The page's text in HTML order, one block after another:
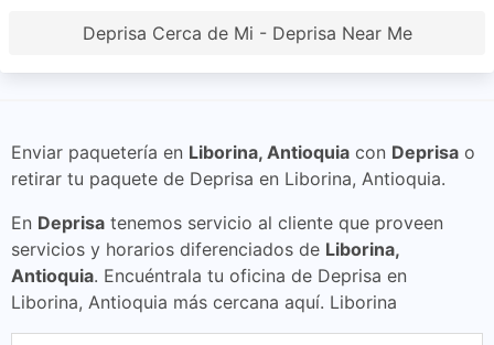
Deprisa Cerca de Mi - Deprisa Near Me
Enviar paquetería en Liborina, Antioquia con Deprisa o
retirar tu paquete de Deprisa en Liborina, Antioquia.
En Deprisa tenemos servicio al cliente que proveen
servicios y horarios diferenciados de Liborina,
Antioquia. Encuéntrala tu oficina de Deprisa en
Liborina, Antioquia más cercana aquí. Liborina